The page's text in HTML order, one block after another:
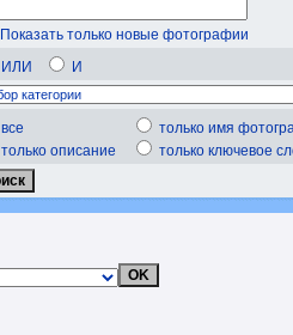
Показать только новые фотографии
ИЛИ
И
все
только имя
только описание
только ключевое